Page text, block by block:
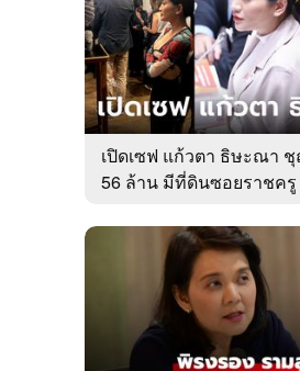
เปิดเซฟ แก้วตา ธิษะณา
56 ล้าน มีที่ดินซอยราชค